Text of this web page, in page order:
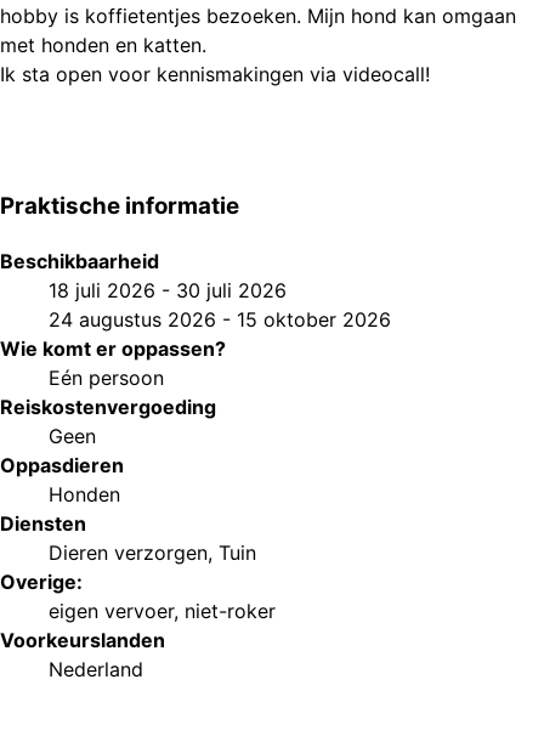
hobby is koffietentjes bezoeken. Mijn hond kan omgaan
met honden en katten.
Ik sta open voor kennismakingen via videocall!
Praktische informatie
Beschikbaarheid
18 juli 2026 - 30 juli 2026
24 augustus 2026 - 15 oktober 2026
Wie komt er oppassen?
Eén persoon
Reiskostenvergoeding
Geen
Oppasdieren
Honden
Diensten
Dieren verzorgen, Tuin
Overige:
eigen vervoer, niet-roker
Voorkeurslanden
Nederland